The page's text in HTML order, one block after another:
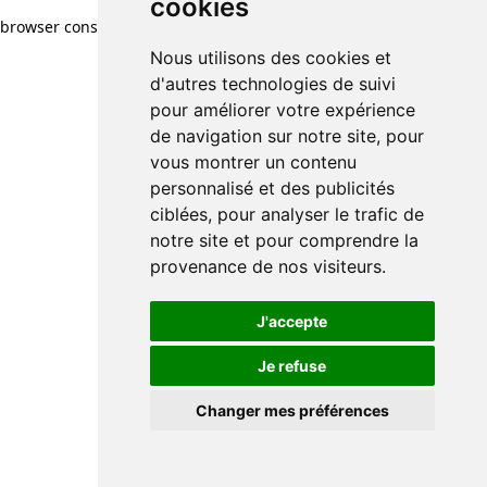
cookies
Nous utilisons des cookies et
d'autres technologies de suivi
pour améliorer votre expérience
de navigation sur notre site, pour
vous montrer un contenu
personnalisé et des publicités
ciblées, pour analyser le trafic de
notre site et pour comprendre la
provenance de nos visiteurs.
J'accepte
Je refuse
Changer mes préférences
browser console for more information)